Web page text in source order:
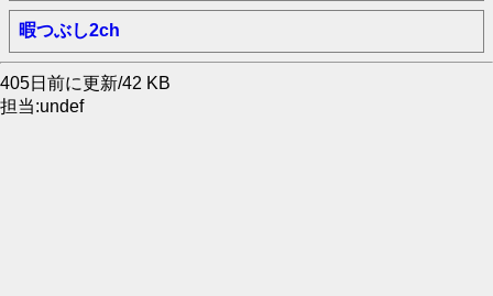
暇つぶし2ch
405日前に更新/42 KB
担当:undef